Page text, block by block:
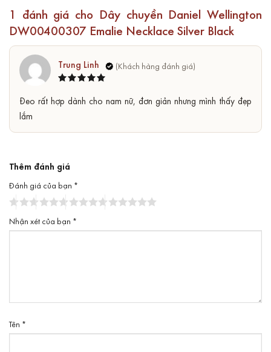
1 đánh giá cho Dây chuyền Daniel Wellington
DW00400307 Emalie Necklace Silver Black
hạng55
sao
Trung Linh
Đeo rất hợp dành cho nam nữ, đơn giản nhưng mình thấy đẹp
lắm
Thêm đánh giá
Đánh giá của bạn *
Nhận xét của bạn *
Tên *